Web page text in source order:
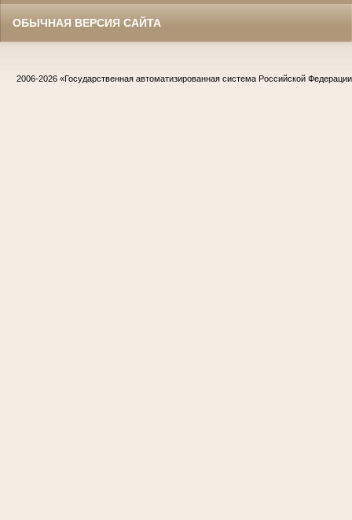
Жилин Иван Назарович
Судья Белгородского областного суда
ОБЫЧНАЯ ВЕРСИЯ САЙТА
2006-2026 «Государственная автоматизированная система Российской